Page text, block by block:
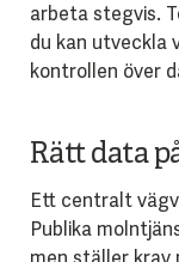
arbeta stegvis.
du kan utveckla
kontrollen över
Rätt data
Ett centralt
Publika